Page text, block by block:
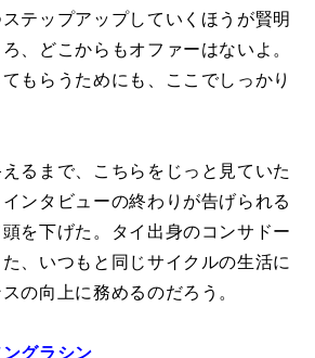
テップアップしていくほうが賢明
、どこからもオファーはないよ。
もらうためにも、ここでしっかり
るまで、こちらをじっと見ていた
ンタビューの終わりが告げられる
を下げた。タイ出身のコンサドー
、いつもと同じサイクルの生活に
の向上に務めるのだろう。
グラシン